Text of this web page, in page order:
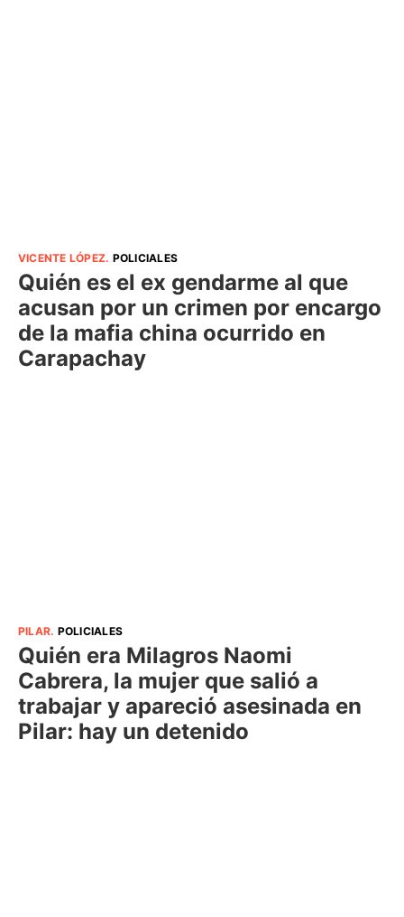
VICENTE LÓPEZ. POLICIALES
Quién es el ex gendarme al que
acusan por un crimen por encargo
de la mafia china ocurrido en
Carapachay
PILAR. POLICIALES
Quién era Milagros Naomi
Cabrera, la mujer que salió a
trabajar y apareció asesinada en
Pilar: hay un detenido